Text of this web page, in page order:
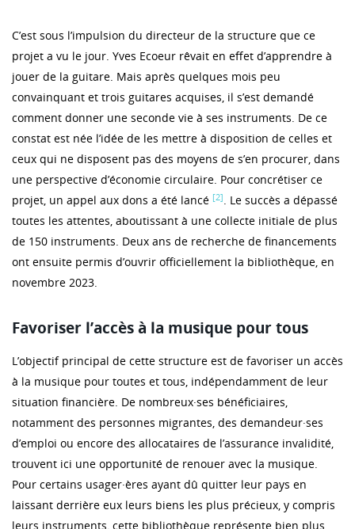
C’est sous l’impulsion du directeur de la structure que ce
projet a vu le jour. Yves Ecoeur rêvait en effet d’apprendre à
jouer de la guitare. Mais après quelques mois peu
convainquant et trois guitares acquises, il s’est demandé
comment donner une seconde vie à ses instruments. De ce
constat est née l’idée de les mettre à disposition de celles et
ceux qui ne disposent pas des moyens de s’en procurer, dans
une perspective d’économie circulaire. Pour concrétiser ce
projet, un appel aux dons a été lancé [2]. Le succès a dépassé
toutes les attentes, aboutissant à une collecte initiale de plus
de 150 instruments. Deux ans de recherche de financements
ont ensuite permis d’ouvrir officiellement la bibliothèque, en
novembre 2023.
Favoriser l’accès à la musique pour tous
L’objectif principal de cette structure est de favoriser un accès
à la musique pour toutes et tous, indépendamment de leur
situation financière. De nombreux·ses bénéficiaires,
notamment des personnes migrantes, des demandeur·ses
d’emploi ou encore des allocataires de l’assurance invalidité,
trouvent ici une opportunité de renouer avec la musique.
Pour certains usager·ères ayant dû quitter leur pays en
laissant derrière eux leurs biens les plus précieux, y compris
leurs instruments, cette bibliothèque représente bien plus